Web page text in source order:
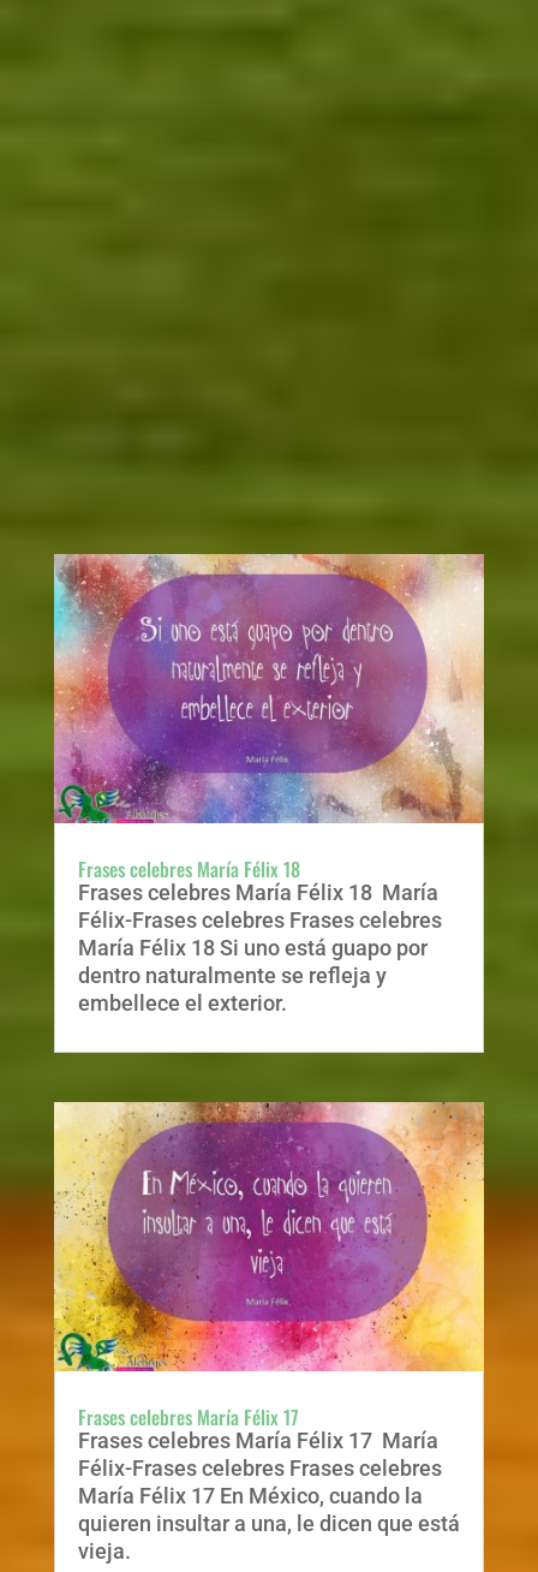
Frases celebres María Félix 18
Frases celebres María Félix 18 María
Félix-Frases celebres Frases celebres
María Félix 18 Si uno está guapo por
dentro naturalmente se refleja y
embellece el exterior.
Frases celebres María Félix 17
Frases celebres María Félix 17 María
Félix-Frases celebres Frases celebres
María Félix 17 En México, cuando la
quieren insultar a una, le dicen que está
vieja.